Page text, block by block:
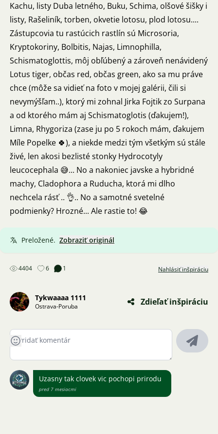
Kachu, listy Duba letného, Buku, Schima, olšové šišky i
listy, Rašeliník, torben, okvetie lotosu, plod lotosu....
Zástupcovia tu rastúcich rastlín sú Microsoria,
Kryptokoriny, Bolbitis, Najas, Limnophilla,
Schismatoglottis, môj obľúbený a zároveň nenávidený
Lotus tiger, občas red, občas green, ako sa mu práve
chce (môže sa vidieť na foto v mojej galérii, čili si
nevymýšľam..), ktorý mi zohnal Jirka Fojtik zo Surpana
a od ktorého mám aj Schismatoglotis (ďakujem!),
Limna, Rhygoriza (zase ju po 5 rokoch mám, ďakujem
Míle Popelke 🍀), a niekde medzi tým všetkým sú stále
živé, len akosi bezlisté stonky Hydrocotyly
leucocephala 😅... No a nakoniec javske a hybridné
machy, Cladophora a Ruducha, ktorá mi dlho
nechcela rásť .. 👌.. No a samotné svetelné
podmienky? Hrozné... Ale rastie to! 😂
Preložené. Zobraziť originál
4404 6 1 Nahlásiť inšpiráciu
Tykwaaaa 1111
Ostrava-Poruba Zdieľať inšpiráciu
Uzasny tak clovek vic pochopi prirodu
pred 7 mesiacmi